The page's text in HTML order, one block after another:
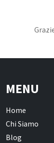
MENU
Home
Chi Siamo
Blog